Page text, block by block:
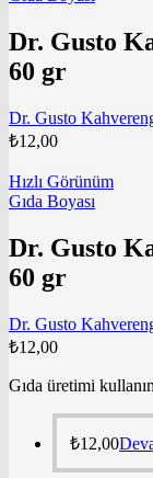
Dr. Gusto
60 gr
Dr. Gusto
₺12,00
Hızlı Görünüm
Gıda Boyası
Dr. Gusto
60 gr
Dr. Gusto
₺12,00
Gıda üretimi
₺12,00